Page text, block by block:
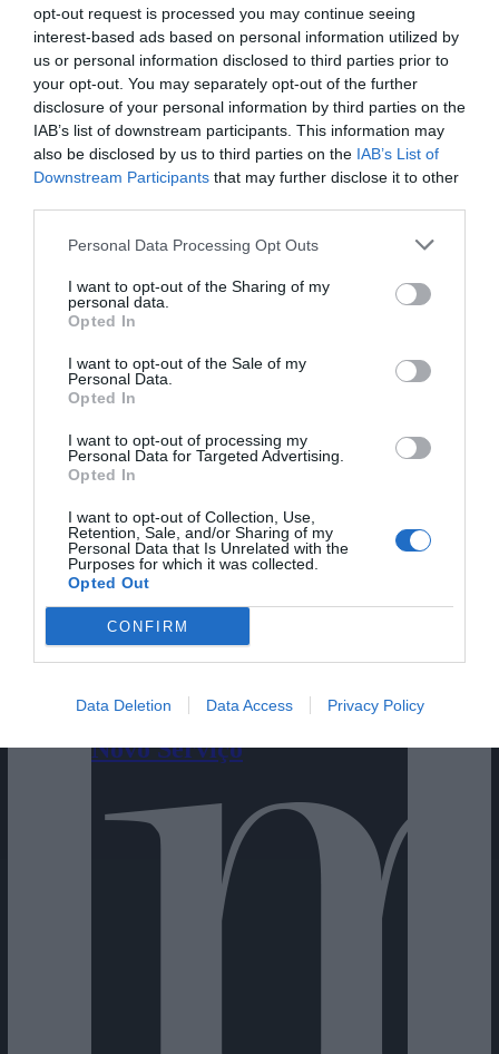
opt-out request is processed you may continue seeing
interest-based ads based on personal information utilized by
us or personal information disclosed to third parties prior to
your opt-out. You may separately opt-out of the further
disclosure of your personal information by third parties on the
IAB’s list of downstream participants. This information may
also be disclosed by us to third parties on the IAB’s List of
Downstream Participants that may further disclose it to other
Personal Data Processing Opt Outs
I want to opt-out of the Sharing of my
personal data.
Opted In
I want to opt-out of the Sale of my
Personal Data.
Opted In
I want to opt-out of processing my
Personal Data for Targeted Advertising.
Opted In
I want to opt-out of Collection, Use,
Retention, Sale, and/or Sharing of my
Personal Data that Is Unrelated with the
Purposes for which it was collected.
Opted Out
CONFIRM
Data Deletion Data Access Privacy Policy